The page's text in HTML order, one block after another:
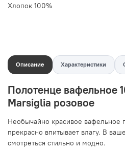
Хлопок 100%
Описание Характеристики
Полотенце вафельное
Marsiglia розовое
Необычайно красивое вафельное
прекрасно впитывает влагу. В
смотреться стильно и модно.